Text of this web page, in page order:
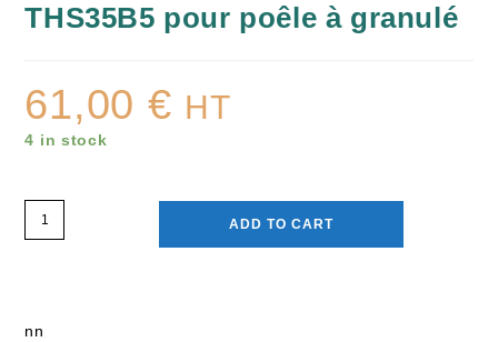
THS35B5 pour poêle à granulé
61,00 € HT
4 in stock
ADD TO CART
nn